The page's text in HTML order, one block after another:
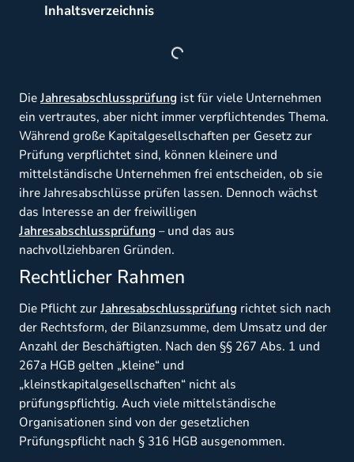
Inhaltsverzeichnis
DieJahresabschlussprüfung ist für viele Unternehmen
ein vertrautes, aber nicht immer verpflichtendes Thema.
Während große Kapitalgesellschaften per Gesetz zur
Prüfung verpflichtet sind, können kleinere und
mittelständische Unternehmen frei entscheiden, ob sie
ihre Jahresabschlüsse prüfen lassen. Dennoch wächst
das Interesse an der freiwilligen
Jahresabschlussprüfung – und das aus
nachvollziehbaren Gründen.
Rechtlicher Rahmen
Die Pflicht zurJahresabschlussprüfung richtet sich nach
der Rechtsform, der Bilanzsumme, dem Umsatz und der
Anzahl der Beschäftigten. Nach den §§ 267 Abs. 1 und
267a HGB gelten „kleine“ und
„kleinstkapitalgesellschaften“ nicht als
prüfungspflichtig. Auch viele mittelständische
Organisationen sind von der gesetzlichen
Prüfungspflicht nach § 316 HGB ausgenommen.